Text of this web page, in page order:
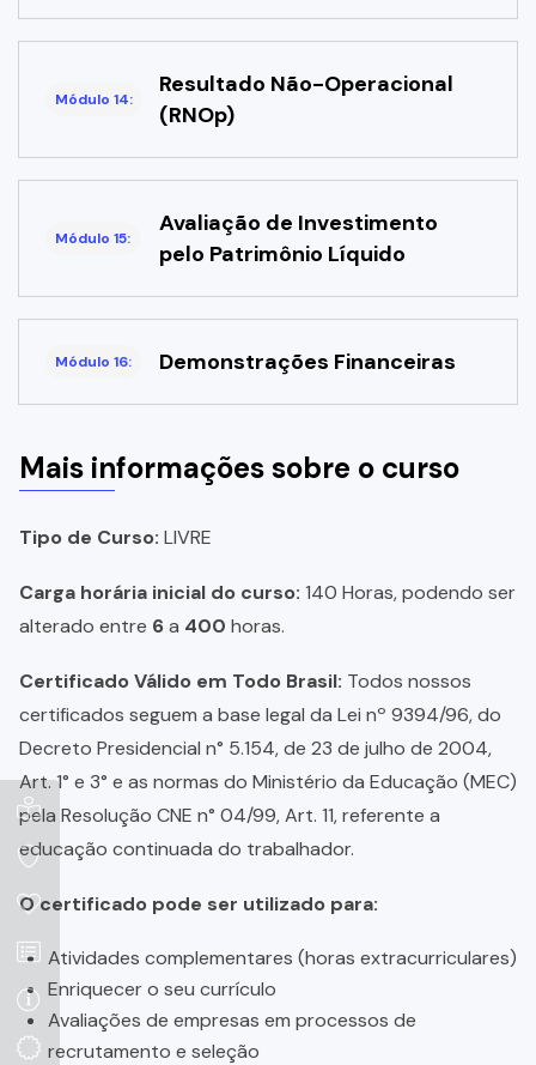
Módulo 14:
Resultado Não-Operacional
(RNOp)
Módulo 15:
Avaliação de Investimento
pelo Patrimônio Líquido
Módulo 16: Demonstrações Financeiras
Mais informações sobre o curso
Tipo de Curso: LIVRE
Carga horária inicial do curso: 140 Horas, podendo ser
alterado entre 6a 400 horas.
Certificado Válido em Todo Brasil: Todos nossos
certificados seguem a base legal da Lei nº 9394/96, do
Decreto Presidencial n° 5.154, de 23 de julho de 2004,
Art. 1° e 3° e as normas do Ministério da Educação (MEC)
pela Resolução CNE n° 04/99, Art. 11, referente a
educação continuada do trabalhador.
O certificado pode ser utilizado para:
Atividades complementares (horas extracurriculares)
Enriquecer o seu currículo
Avaliações de empresas em processos de
recrutamento e seleção